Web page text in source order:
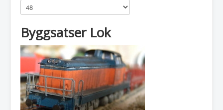
Byggsatser Lok